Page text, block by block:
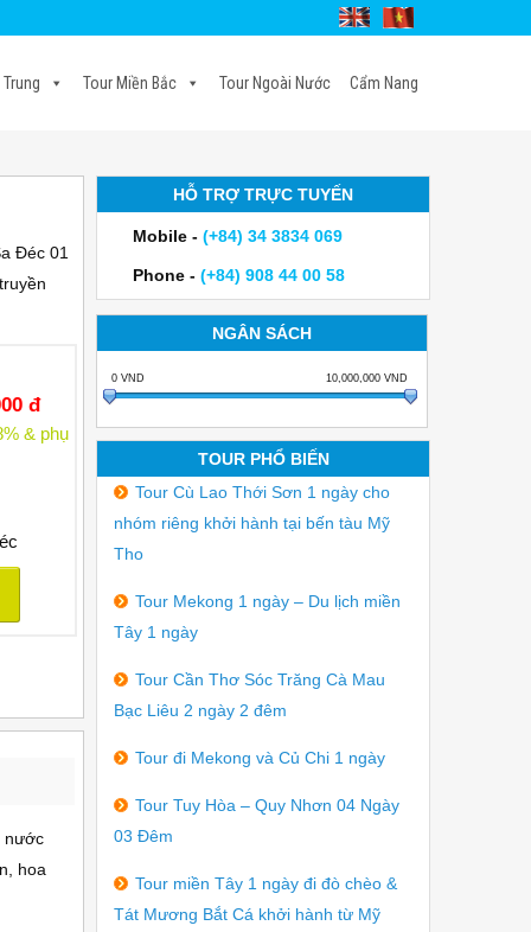
Tour Miền Bắc Tour Ngoài Nước Cẩm Nang
Đéc 01
đ
& phụ
nước
hoa
HỖ TRỢ TRỰC TUYẾN
Mobile - (+84) 34 3834 069
Phone - (+84) 908 44 00 58
NGÂN SÁCH
0 VND 10,000,000VND
TOUR PHỔ BIẾN
Tour Cù Lao Thới Sơn 1 ngày cho
nhóm riêng khởi hành tại bến tàu Mỹ
Tho
Tour Mekong 1 ngày – Du lịch miền
Tây 1 ngày
Tour Cần Thơ Sóc Trăng Cà Mau
Bạc Liêu 2 ngày 2 đêm
Tour đi Mekong và Củ Chi 1 ngày
Tour Tuy Hòa – Quy Nhơn 04 Ngày
03 Đêm
Tour miền Tây 1 ngày đi đò chèo &
Tát Mương Bắt Cá khởi hành từ Mỹ